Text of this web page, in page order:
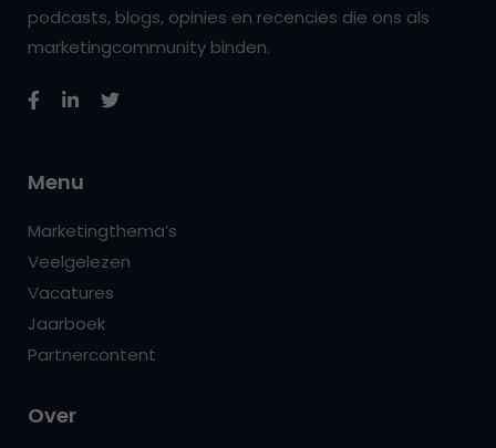
podcasts, blogs, opinies en recencies die ons als
marketingcommunity binden.
Menu
Marketingthema’s
Veelgelezen
Vacatures
Jaarboek
Partnercontent
Over